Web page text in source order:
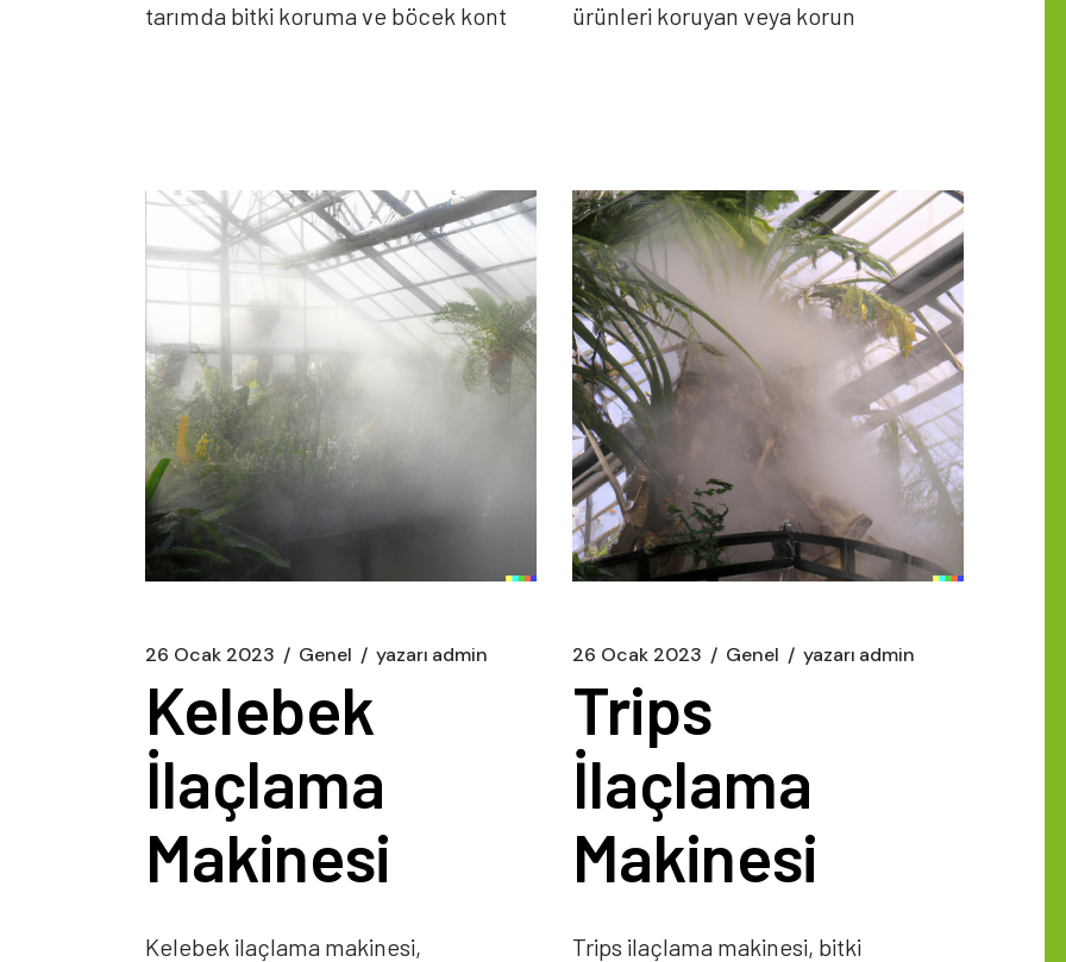
tarımda bitki koruma ve böcek kont
ürünleri koruyan veya korun
26 Ocak 2023 Genel yazarı admin
Kelebek
İlaçlama
Makinesi
Kelebek ilaçlama makinesi,
26 Ocak 2023 Genel yazarı admin
Trips
İlaçlama
Makinesi
Trips ilaçlama makinesi, bitki